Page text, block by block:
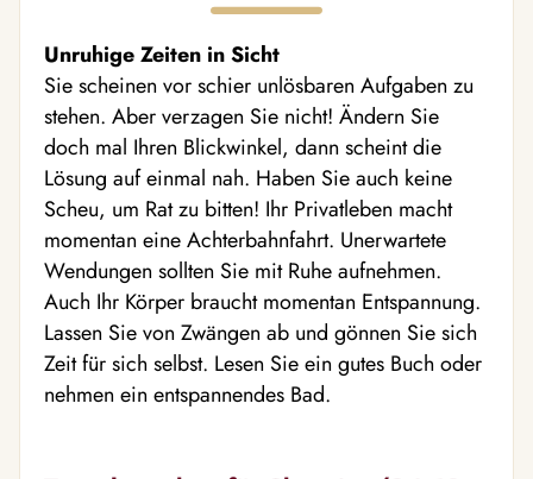
Unruhige Zeiten in Sicht
Sie scheinen vor schier unlösbaren Aufgaben zu
stehen. Aber verzagen Sie nicht! Ändern Sie
doch mal Ihren Blickwinkel, dann scheint die
Lösung auf einmal nah. Haben Sie auch keine
Scheu, um Rat zu bitten! Ihr Privatleben macht
momentan eine Achterbahnfahrt. Unerwartete
Wendungen sollten Sie mit Ruhe aufnehmen.
Auch Ihr Körper braucht momentan Entspannung.
Lassen Sie von Zwängen ab und gönnen Sie sich
Zeit für sich selbst. Lesen Sie ein gutes Buch oder
nehmen ein entspannendes Bad.